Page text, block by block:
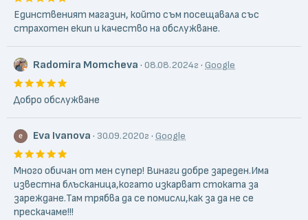
Единственият магазин, който съм посещавала със
страхотен екип и качество на обслужване.
Radomira Momcheva · 08.08.2024г · Google
Добро обслужване
Eva Ivanova · 30.09.2020г · Google
Много обичан от мен супер! Винаги добре зареден.Има
известна блъсканица,когато изкарват стоката за
зареждане.Там трябва да се помисли,как за да не се
прескачаме!!!